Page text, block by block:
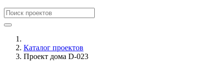
Каталог проектов
Проект дома D-023